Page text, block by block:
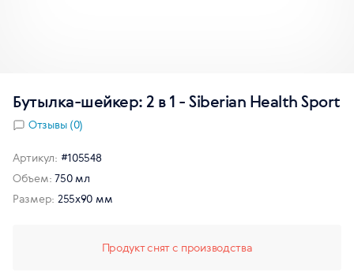
Бутылка-шейкер: 2 в 1 - Siberian Health Sport
Отзывы (0)
Продукт снят с производства
Артикул: #105548
Объем: 750 мл
Размер: 255х90 мм